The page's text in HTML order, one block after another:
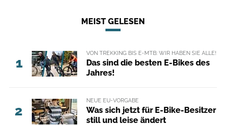
MEIST GELESEN
1
VON TREKKING BIS E-MTB: WIR HABEN SIE ALLE!
Das sind die besten E-Bikes des
Jahres!
2
NEUE EU-VORGABE
Was sich jetzt für E-Bike-Besitzer
still und leise ändert